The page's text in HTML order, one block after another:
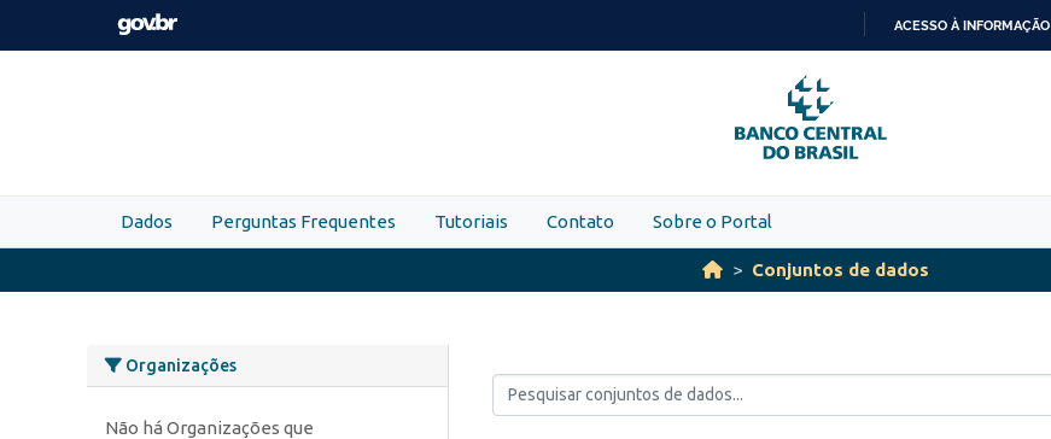
Skip to main content
PARA
O
CONTEÚDO
ACESSO À INFORMAÇÃO
Dados Perguntas Frequentes Tutoriais Contato Sobre o Portal
Conjuntos de dados
Organizações
Não há Organizações que